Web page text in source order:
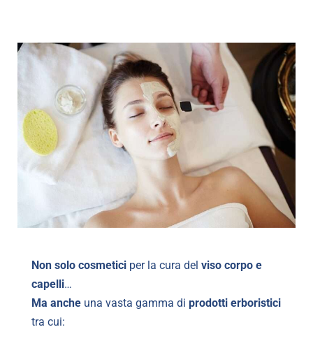
Non solo cosmetici per la cura del viso corpo e
capelli…
Ma anche una vasta gamma di prodotti erboristici
tra cui: